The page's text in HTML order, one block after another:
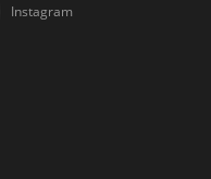
Instagram